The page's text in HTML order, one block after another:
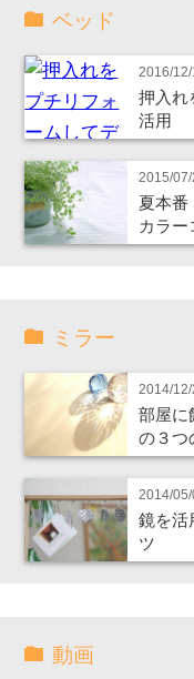
ベッド
2016/12/
押入れ
活用
2015/07/
夏本番
カラー
ミラー
2014/12/
部屋に
の３つ
2014/
鏡を活
ツ
動画